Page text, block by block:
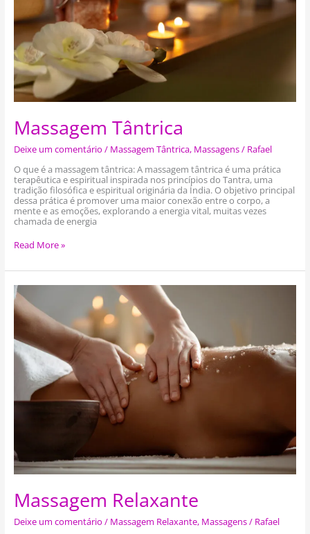
Massagem Tântrica
Deixe um comentário / Massagem Tântrica, Massagens/ Rafael
O que é a massagem tântrica: A massagem tântrica é uma prática
terapêutica e espiritual inspirada nos princípios do Tantra, uma
tradição filosófica e espiritual originária da Índia. O objetivo principal
dessa prática é promover uma maior conexão entre o corpo, a
mente e as emoções, explorando a energia vital, muitas vezes
chamada de energia
Read More »
Massagem Relaxante
Deixe um comentário / Massagem Relaxante, Massagens/ Rafael
Massagem
Relaxante